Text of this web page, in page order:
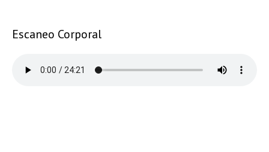
Escaneo Corporal